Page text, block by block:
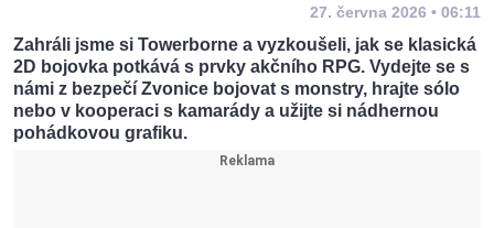
27. června 2026 • 06:11
Zahráli jsme si Towerborne a vyzkoušeli, jak se klasická
2D bojovka potkává s prvky akčního RPG. Vydejte se s
námi z bezpečí Zvonice bojovat s monstry, hrajte sólo
nebo v kooperaci s kamarády a užijte si nádhernou
pohádkovou grafiku.